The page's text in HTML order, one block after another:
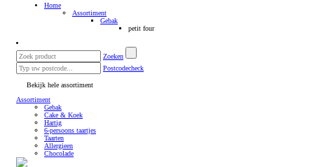
Home
Assortiment
Gebak
petit four
Zoeken
Postcodecheck
Bekijk hele assortiment
Assortiment
Gebak
Cake & Koek
Hartig
6-persoons taartjes
Taarten
Allergieen
Chocolade